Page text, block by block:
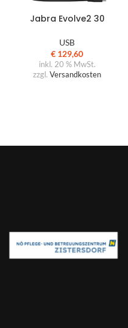
Jabra Evolve2 30
USB
€ 129,60
inkl. 20 % MwSt.
zzgl. Versandkosten